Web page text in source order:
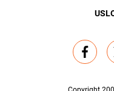
Copyright